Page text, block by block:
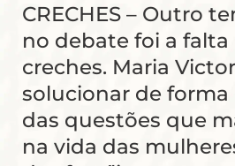
CRECHES – Outro
no debate foi a falta
creches. Maria
solucionar de forma
das questões que
na vida das